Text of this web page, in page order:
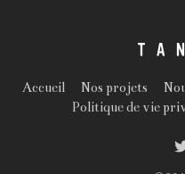
Accueil Nos projets
Politique de vie